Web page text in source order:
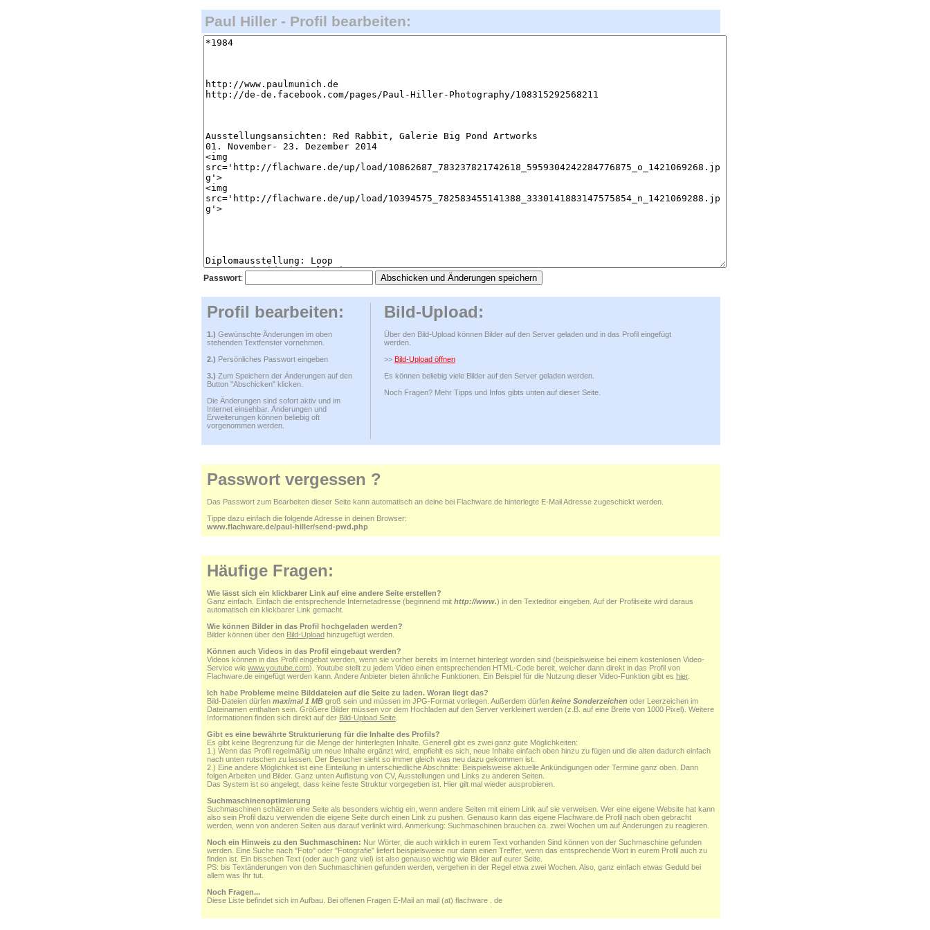
Paul Hiller - Profil bearbeiten:
Passwort:
Profil bearbeiten:
1.) Gewünschte Änderungen im oben
stehenden Textfenster vornehmen.
2.) Persönliches Passwort eingeben
3.) Zum Speichern der Änderungen auf den
Button "Abschicken" klicken.
Die Änderungen sind sofort aktiv und im
Internet einsehbar. Änderungen und
Erweiterungen können beliebig oft
vorgenommen werden.
Bild-Upload:
Über den Bild-Upload können Bilder auf den Server geladen und in das Profil eingefügt
werden.
>> Bild-Upload öffnen
Es können beliebig viele Bilder auf den Server geladen werden.
Noch Fragen? Mehr Tipps und Infos gibts unten auf dieser Seite.
Passwort vergessen ?
Das Passwort zum Bearbeiten dieser Seite kann automatisch an deine bei Flachware.de hinterlegte E-Mail Adresse zugeschickt werden.
Tippe dazu einfach die folgende Adresse in deinen Browser:
www.flachware.de/paul-hiller/send-pwd.php
Häufige Fragen:
Wie lässt sich ein klickbarer Link auf eine andere Seite erstellen?
Ganz einfach. Einfach die entsprechende Internetadresse (beginnend mit http://www.) in den Texteditor eingeben. Auf der Profilseite wird daraus
automatisch ein klickbarer Link gemacht.
Wie können Bilder in das Profil hochgeladen werden?
Bilder können über den Bild-Upload hinzugefügt werden.
Können auch Videos in das Profil eingebaut werden?
Videos können in das Profil eingebat werden, wenn sie vorher bereits im Internet hinterlegt worden sind (beispielsweise bei einem kostenlosen Video-
Service wie www.youtube.com). Youtube stellt zu jedem Video einen entsprechenden HTML-Code bereit, welcher dann direkt in das Profil von
Flachware.de eingefügt werden kann. Andere Anbieter bieten ähnliche Funktionen. Ein Beispiel für die Nutzung dieser Video-Funktion gibt es hier.
Ich habe Probleme meine Bilddateien auf die Seite zu laden. Woran liegt das?
Bild-Dateien dürfen maximal 1 MB groß sein und müssen im JPG-Format vorliegen. Außerdem dürfen keine Sonderzeichen oder Leerzeichen im
Dateinamen enthalten sein. Größere Bilder müssen vor dem Hochladen auf den Server verkleinert werden (z.B. auf eine Breite von 1000 Pixel). Weitere
Informationen finden sich direkt auf der Bild-Upload Seite
Gibt es eine bewährte Strukturierung für die Inhalte des Profils?
Es gibt keine Begrenzung für die Menge der hinterlegten Inhalte. Generell gibt es zwei ganz gute Möglichkeiten:
1.) Wenn das Profil regelmäßig um neue Inhalte ergänzt wird, empfiehlt es sich, neue Inhalte einfach oben hinzu zu fügen und die alten dadurch einfach
nach unten rutschen zu lassen. Der Besucher sieht so immer gleich was neu dazu gekommen ist.
2.) Eine andere Möglichkeit ist eine Einteilung in unterschiedliche Abschnitte: Beispielsweise aktuelle Ankündigungen oder Termine ganz oben. Dann
folgen Arbeiten und Bilder. Ganz unten Auflistung von CV, Ausstellungen und Links zu anderen Seiten.
Das System ist so angelegt, dass keine feste Struktur vorgegeben ist. Hier gilt mal wieder ausprobieren.
Suchmaschinenoptimierung
Suchmaschinen schätzen eine Seite als besonders wichtig ein, wenn andere Seiten mit einem Link auf sie verweisen. Wer eine eigene Website hat kann
also sein Profil dazu verwenden die eigene Seite durch einen Link zu pushen. Genauso kann das eigene Flachware.de Profil nach oben gebracht
werden, wenn von anderen Seiten aus darauf verlinkt wird. Anmerkung: Suchmaschinen brauchen ca. zwei Wochen um auf Änderungen zu reagieren.
Noch ein Hinweis zu den Suchmaschinen: Nur Wörter, die auch wirklich in eurem Text vorhanden Sind können von der Suchmaschine gefunden
werden. Eine Suche nach "Foto" oder "Fotografie" liefert beispielsweise nur dann einen Treffer, wenn das entsprechende Wort in eurem Profil auch zu
finden ist. Ein bisschen Text (oder auch ganz viel) ist also genauso wichtig wie Bilder auf eurer Seite.
PS: bis Textänderungen von den Suchmaschinen gefunden werden, vergehen in der Regel etwa zwei Wochen. Also, ganz einfach etwas Geduld bei
allem was Ihr tut.
Noch Fragen...
Diese Liste befindet sich im Aufbau. Bei offenen Fragen E-Mail an mail (at) flachware . de